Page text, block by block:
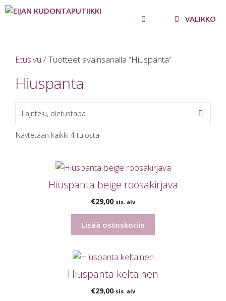
Siirry
sisältöön
VALIKKO
Etusivu / Tuotteet avainsanalla “Hiuspanta”
Hiuspanta
Näytetään kaikki 4 tulosta
Hiuspanta beige roosakirjava
€29,00 sis. alv
Lisää ostoskoriin
Hiuspanta keltainen
€29,00 sis. alv